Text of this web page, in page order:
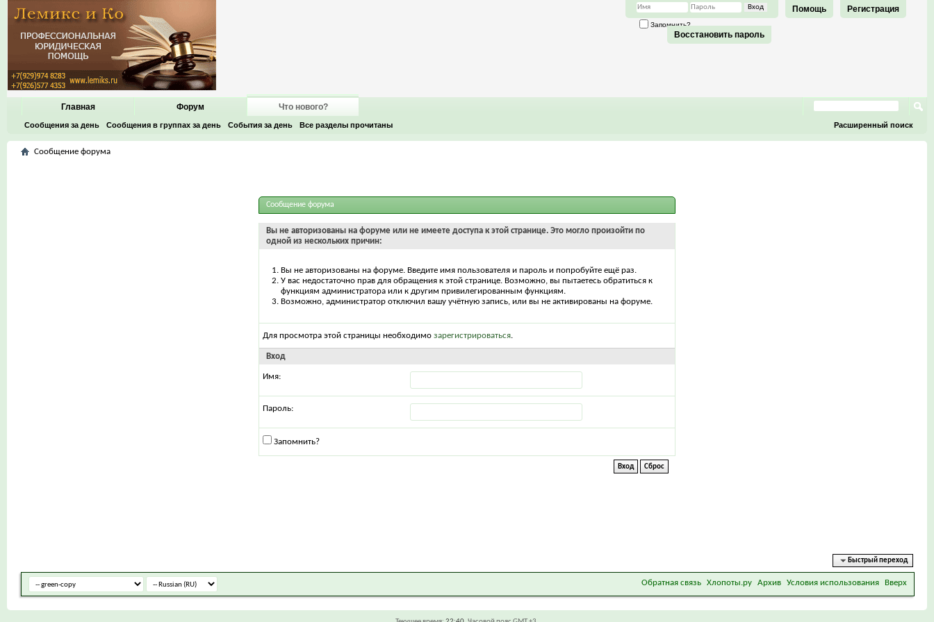
Регистрация
Помощь
Запомнить?
Восстановить пароль
Главная Форум Что нового?
Сообщения за день Сообщения в группах за день События за день Все разделы прочитаны Расширенный поиск
Сообщение форума
Сообщение форума
Вы не авторизованы на форуме или не имеете доступа к этой странице. Это могло произойти по
одной из нескольких причин:
Вы не авторизованы на форуме. Введите имя пользователя и пароль и попробуйте ещё раз.
У вас недостаточно прав для обращения к этой странице. Возможно, вы пытаетесь обратиться к
функциям администратора или к другим привилегированным функциям.
Возможно, администратор отключил вашу учётную запись, или вы не активированы на форуме.
Для просмотра этой страницы необходимо зарегистрироваться.
Вход
Имя:
Пароль:
Запомнить?
Быстрый переход
Обратная связь Хлопоты.ру Архив Условия использования Вверх